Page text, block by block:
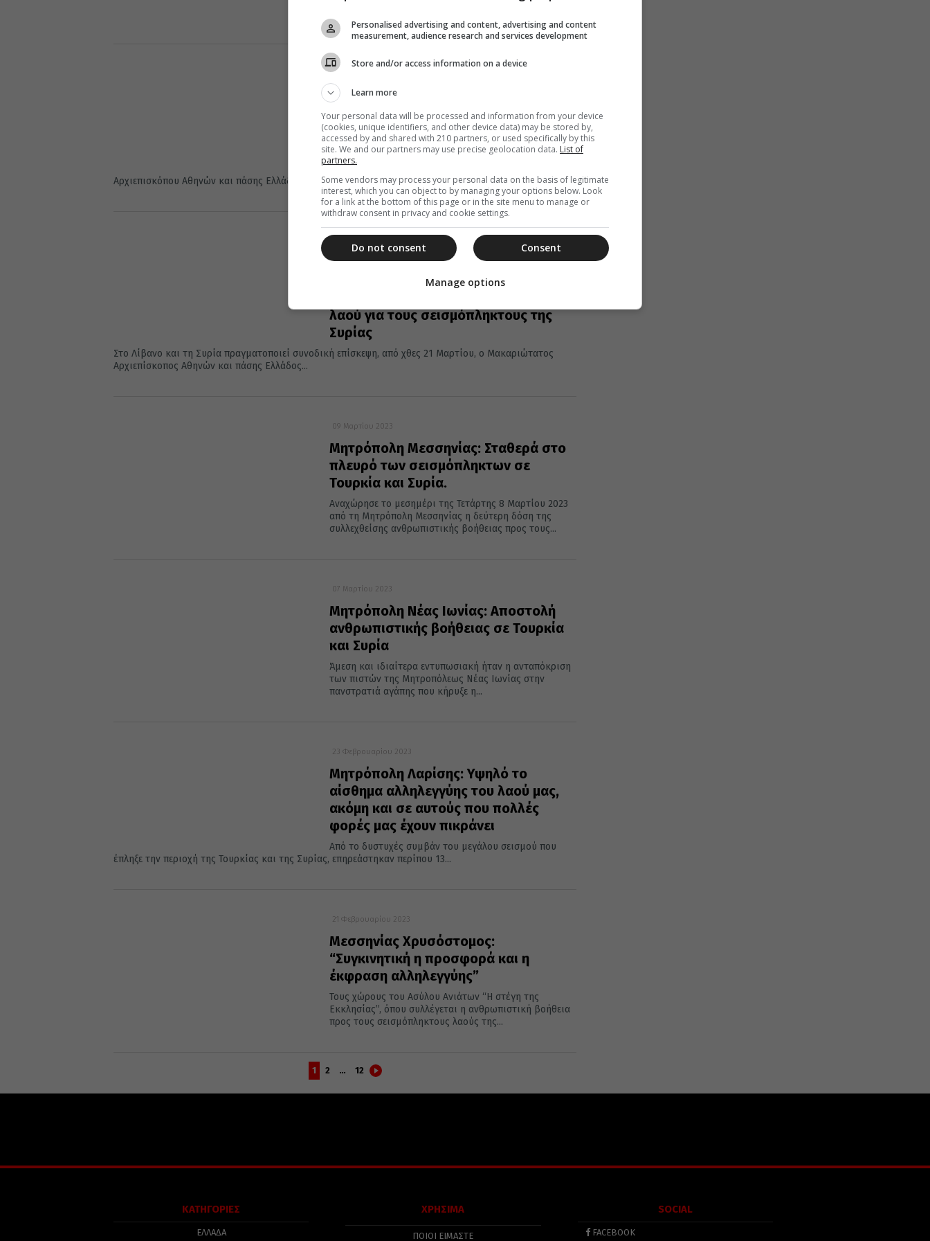
είναι μια...
23 Μαρτίου 2023
Αρχιεπίσκοπος προς Αντιοχείας
Ιωάννη: Φεύγουμε από το Πατριαρχείο
σας πιο πλούσιου από όσα ζήσαμε
κοντά σας
Ολοκληρώνεται σήμερα η επίσημη επίσκεψη του
Αρχιεπισκόπου Αθηνών και πάσης Ελλάδος κ. Ιερωνύμου στο Λίβανο. Χθες, Τετάρτη 22 Μαρτίου...
Αρχιεπίσκοπος από Δαμασκό: Η
Εκκλησία της Ελλάδος κάνει πράξη
λαού για τους σεισμόπληκτους της
Συρίας
Στο Λίβανο και τη Συρία πραγματοποιεί συνοδική επίσκεψη, από χθες 21 Μαρτίου, ο Μακαριώτατος
Αρχιεπίσκοπος Αθηνών και πάσης Ελλάδος...
09 Μαρτίου 2023
Μητρόπολη Μεσσηνίας: Σταθερά στο
πλευρό των σεισμόπληκτων σε
Τουρκία και Συρία.
Αναχώρησε το μεσημέρι της Τετάρτης 8 Μαρτίου 2023
από τη Μητρόπολη Μεσσηνίας η δεύτερη δόση της
συλλεχθείσης ανθρωπιστικής βοήθειας προς τους...
07 Μαρτίου 2023
Μητρόπολη Νέας Ιωνίας: Αποστολή
ανθρωπιστικής βοήθειας σε Τουρκία
και Συρία
Άμεση και ιδιαίτερα εντυπωσιακή ήταν η ανταπόκριση
των πιστών της Μητροπόλεως Νέας Ιωνίας στην
πανστρατιά αγάπης που κήρυξε η...
23 Φεβρουαρίου 2023
Μητρόπολη Λαρίσης: Υψηλό το
αίσθημα αλληλεγγύης του λαού μας,
ακόμη και σε αυτούς που πολλές
φορές μας έχουν πικράνει
Από το δυστυχές συμβάν του μεγάλου σεισμού που
έπληξε την περιοχή της Τουρκίας και της Συρίας, επηρεάστηκαν περίπου 13...
21 Φεβρουαρίου 2023
Μεσσηνίας Χρυσόστομος:
“Συγκινητική η προσφορά και η
έκφραση αλληλεγγύης”
Τους χώρους του Ασύλου Ανιάτων “Η στέγη της
Εκκλησίας”, όπου συλλέγεται η ανθρωπιστική βοήθεια
προς τους σεισμόπληκτους λαούς της...
1 2 … 12
ΚΑΤΗΓΟΡΙΕΣ
ΕΛΛΑΔΑ
ΧΡΗΣΙΜΑ
ΠΟΙΟΙ ΕΙΜΑΣΤΕ
SOCIAL
FACEBOOK
Personalised advertising and content, advertising and content
measurement, audience research and services development
Store and/or access information on a device
Learn more
Your personal data will be processed and information from your device
(cookies, unique identifiers, and other device data) may be stored by,
accessed by and shared with 210 partners, or used specifically by this
site. We and our partners may use precise geolocation data. List of
partners.
Some vendors may process your personal data on the basis of legitimate
interest, which you can object to by managing your options below. Look
for a link at the bottom of this page or in the site menu to manage or
withdraw consent in privacy and cookie settings.
Consent
Do not consent
Manage options